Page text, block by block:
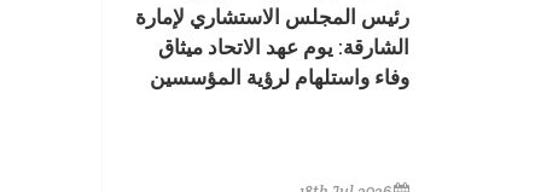
رئيس المجلس الاستشاري لإمارة
الشارقة: يوم عهد الاتحاد ميثاق
وفاء واستلهام لرؤية المؤسسين